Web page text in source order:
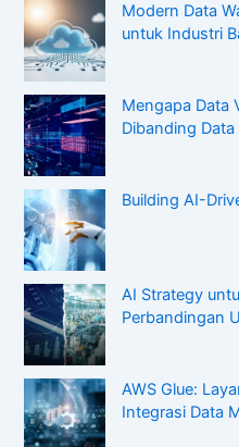
Modern Data
untuk Industri
Mengapa Data
Dibanding
Building AI-
AI Strategy
Perbandingan
AWS Glue:
Integrasi Data